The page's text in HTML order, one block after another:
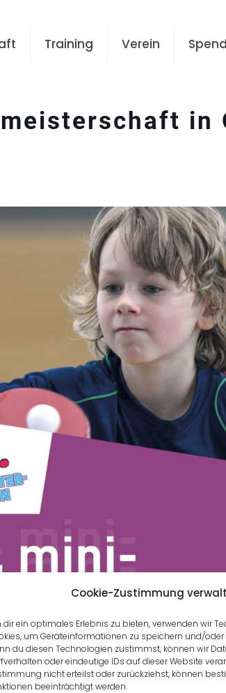
Cookie-Zustimmung
dir ein optimales Erlebnis zu bieten, verwenden wir
um Geräteinformationen zu speichern und/
du diesen Technologien zustimmst, können wir
oder eindeutige IDs auf dieser Website
nicht erteilst oder zurückziehst, können
beeinträchtigt werden.
Training Verein
in